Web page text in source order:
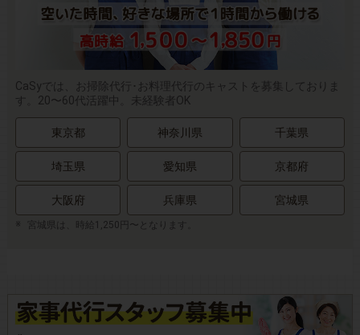
CaSyでは、お掃除代行･お料理代行のキャストを募集しておりま
す。20〜60代活躍中。未経験者OK
東京都 神奈川県 千葉県
埼玉県 愛知県 京都府
大阪府 兵庫県 宮城県
宮城県は、時給1,250円〜となります。